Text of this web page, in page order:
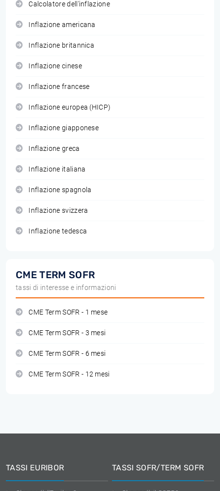
Calcolatore dell'inflazione
Inflazione americana
Inflazione britannica
Inflazione cinese
Inflazione francese
Inflazione europea (HICP)
Inflazione giapponese
Inflazione greca
Inflazione italiana
Inflazione spagnola
Inflazione svizzera
Inflazione tedesca
CME TERM SOFR
tassi di interesse e informazioni
CME Term SOFR - 1 mese
CME Term SOFR - 3 mesi
CME Term SOFR - 6 mesi
CME Term SOFR - 12 mesi
TASSI EURIBOR TASSI SOFR/TERM SOFR